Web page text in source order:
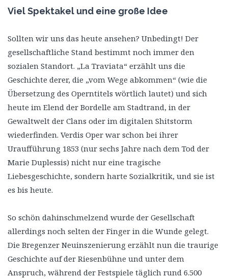
Viel Spektakel und eine große Idee
Sollten wir uns das heute ansehen? Unbedingt! Der
gesellschaftliche Stand bestimmt noch immer den
sozialen Standort. „La Traviata“ erzählt uns die
Geschichte derer, die „vom Wege abkommen“ (wie die
Übersetzung des Operntitels wörtlich lautet) und sich
heute im Elend der Bordelle am Stadtrand, in der
Gewaltwelt der Clans oder im digitalen Shitstorm
wiederfinden. Verdis Oper war schon bei ihrer
Uraufführung 1853 (nur sechs Jahre nach dem Tod der
Marie Duplessis) nicht nur eine tragische
Liebesgeschichte, sondern harte Sozialkritik, und sie ist
es bis heute.
So schön dahinschmelzend wurde der Gesellschaft
allerdings noch selten der Finger in die Wunde gelegt.
Die Bregenzer Neuinszenierung erzählt nun die traurige
Geschichte auf der Riesenbühne und unter dem
Anspruch, während der Festspiele täglich rund 6.500